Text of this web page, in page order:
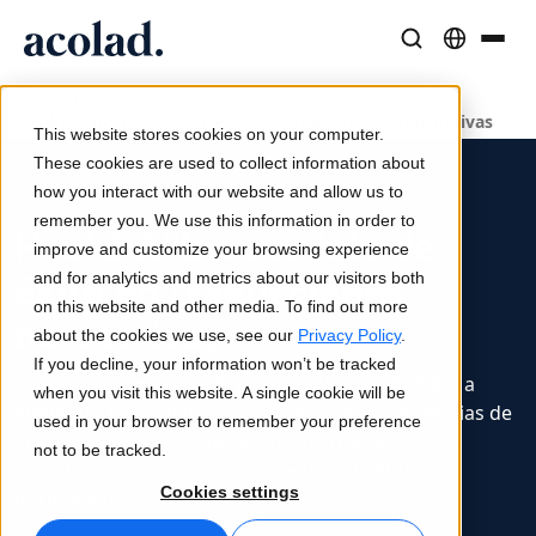
This website stores cookies on your computer.
These cookies are used to collect information about
how you interact with our website and allow us to
remember you. We use this information in order to
improve and customize your browsing experience
and for analytics and metrics about our visitors both
on this website and other media. To find out more
about the cookies we use, see our Privacy Policy.
If you decline, your information won’t be tracked
when you visit this website. A single cookie will be
used in your browser to remember your preference
not to be tracked.
Cookies settings
Traducción
Velocidad de IA, precisión humana
Interpretación
Comunicación fluida, en cualquier lugar
Medios y Entretenimiento
Lleva historias a cada pantalla
Consultoría y Externalización
Lia Translate
Traducciones instantáneas alineadas con tu marca
Conectividad
Integración de flujos de trabajo simplificada
Interpretación por IA
Traducción de voz en tiempo real
Garantía de calidad
Casos de éxito
Resultados reales de nuestros clientes
Artículos
Opiniones expertas sobre contenido global
Ebooks
Guías y estrategias detalladas
Webinars a demanda
Sobre Acolad
Sostenibilidad
Partners
Noticias
HealthiVibe: modelo de éxito en traducciones normativas
HealthiVibe: modelo de
éxito en traducciones
normativas
Descubre cómo Acolad ha ayudado a HealthiVibe a
aumentar la calidad de sus traducciones de ciencias de
la vida, a acelerar los proyectos de traducción y a